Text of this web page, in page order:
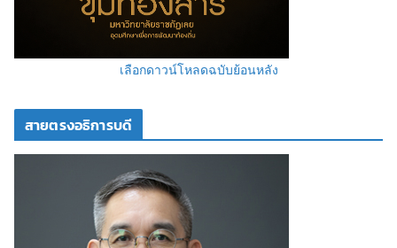
เลือกดาวน์โหลดฉบับย้อนหลัง
สายตรงอธิการบดี